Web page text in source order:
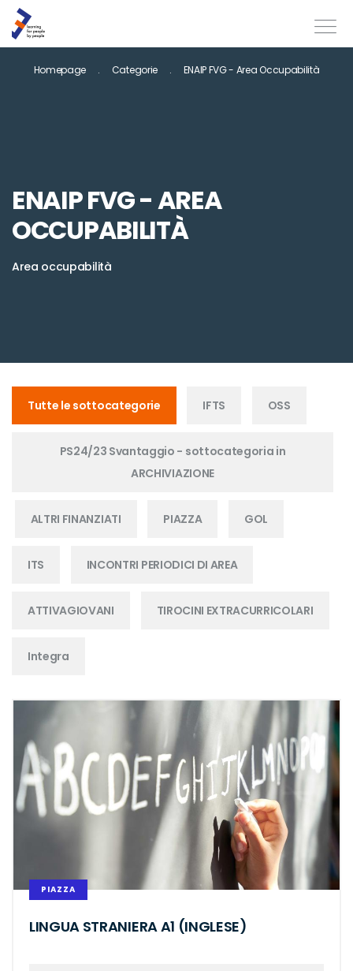
Homepage Categorie ENAIP FVG - Area Occupabilità
ENAIP FVG - AREA
OCCUPABILITÀ
Area occupabilità
Tutte le sottocategorie IFTS OSS
PS24/23 Svantaggio - sottocategoria in
ARCHIVIAZIONE
ALTRI FINANZIATI PIAZZA GOL
ITS INCONTRI PERIODICI DI AREA
ATTIVAGIOVANI TIROCINI EXTRACURRICOLARI
Integra
PIAZZA
LINGUA STRANIERA A1 (INGLESE)